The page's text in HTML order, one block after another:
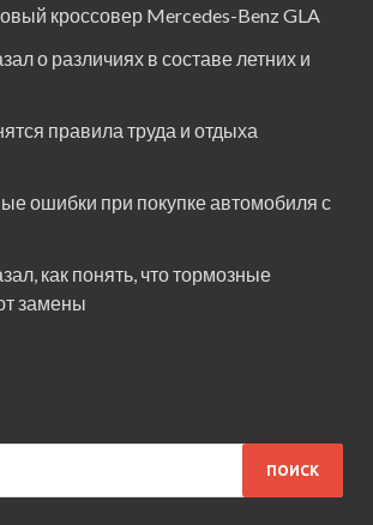
кроссовер Mercedes-Benz GLA
о различиях в составе летних и
правила труда и отдыха
ошибки при покупке автомобиля с
как понять, что тормозные
замены